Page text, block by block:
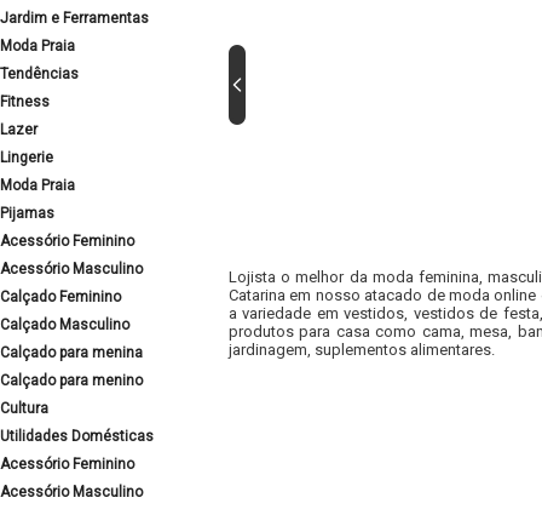
Jardim e Ferramentas
Moda Praia
Tendências
Fitness
Lazer
Lingerie
Moda Praia
Pijamas
Acessório Feminino
Acessório Masculino
Calçado Feminino
Calçado Masculino
Calçado para menina
Calçado para menino
Cultura
Utilidades Domésticas
Acessório Feminino
Acessório Masculino
Lojista o melhor da moda feminina,
Catarina em nosso atacado de moda
a variedade em vestidos, vestidos de
produtos para casa como cama, mesa,
jardinagem, suplementos alimentares.